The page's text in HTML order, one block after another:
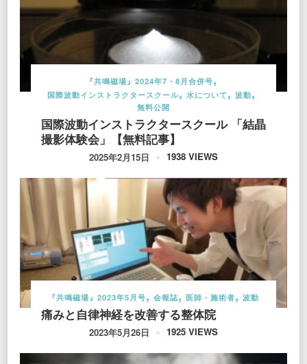
『共鳴磁場』2024年7・8月合併号
国際波動インストラクタースクール
水について
波動
無料公開
国際波動インストラクタースクール 「結晶
撮影体験会」【無料記事】
2025年2月15日 1938 VIEWS
『共鳴磁場』2023年5月号 会報誌 医師・施術者 波動
痛みと自律神経を改善する整体院
2023年5月26日 1925 VIEWS